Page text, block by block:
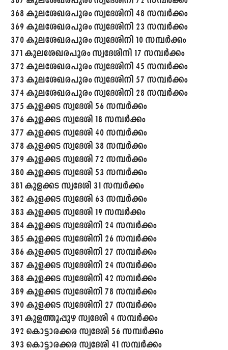
368 കുലശേഖരപുരം സ്വദേശിനി 48 സമ്പർക്കം
369 കുലശേഖരപുരം സ്വദേശിനി 23 സമ്പർക്കം
370 കുലശേഖരപുരം സ്വദേശിനി 10 സമ്പർക്കം
371 കുലശേഖരപുരം സ്വദേശിനി 17 സമ്പർക്കം
372 കുലശേഖരപുരം സ്വദേശിനി 45 സമ്പർക്കം
373 കുലശേഖരപുരം സ്വദേശിനി 57 സമ്പർക്കം
374 കുലശേഖരപുരം സ്വദേശിനി 28 സമ്പർക്കം
375 കുളക്കട സ്വദേശി 56 സമ്പർക്കം
376 കുളക്കട സ്വദേശി 18 സമ്പർക്കം
377 കുളക്കട സ്വദേശി 40 സമ്പർക്കം
378 കുളക്കട സ്വദേശി 38 സമ്പർക്കം
379 കുളക്കട സ്വദേശി 72 സമ്പർക്കം
380 കുളക്കട സ്വദേശി 53 സമ്പർക്കം
381 കുളക്കട സ്വദേശി 31 സമ്പർക്കം
382 കുളക്കട സ്വദേശി 63 സമ്പർക്കം
383 കുളക്കട സ്വദേശി 19 സമ്പർക്കം
384 കുളക്കട സ്വദേശിനി 24 സമ്പർക്കം
385 കുളക്കട സ്വദേശിനി 26 സമ്പർക്കം
386 കുളക്കട സ്വദേശിനി 27 സമ്പർക്കം
387 കുളക്കട സ്വദേശിനി 24 സമ്പർക്കം
388 കുളക്കട സ്വദേശിനി 42 സമ്പർക്കം
389 കുളക്കട സ്വദേശിനി 78 സമ്പർക്കം
390 കുളക്കട സ്വദേശിനി 27 സമ്പർക്കം
391 കുളത്തൂപ്പുഴ സ്വദേശി 4 സമ്പർക്കം
392 കൊട്ടാരക്കര സ്വദേശി 56 സമ്പർക്കം
393 കൊട്ടാരക്കര സ്വദേശി 41 സമ്പർക്കം